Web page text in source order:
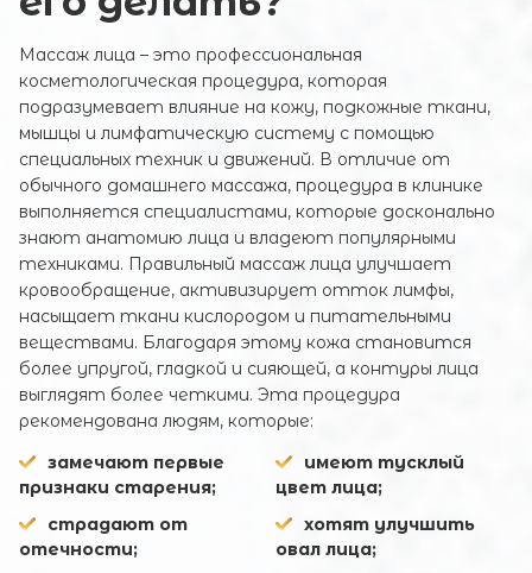
Массаж лица – это профессиональная
косметологическая процедура, которая
подразумевает влияние на кожу, подкожные ткани,
мышцы и лимфатическую систему с помощью
специальных техник и движений. В отличие от
обычного домашнего массажа, процедура в клинике
выполняется специалистами, которые досконально
знают анатомию лица и владеют популярными
техниками. Правильный массаж лица улучшает
кровообращение, активизирует отток лимфы,
насыщает ткани кислородом и питательными
веществами. Благодаря этому кожа становится
более упругой, гладкой и сияющей, а контуры лица
выглядят более четкими. Эта процедура
рекомендована людям, которые:
замечают первые
признаки старения;
имеют тусклый
цвет лица;
страдают от
отечности;
хотят улучшить
овал лица;